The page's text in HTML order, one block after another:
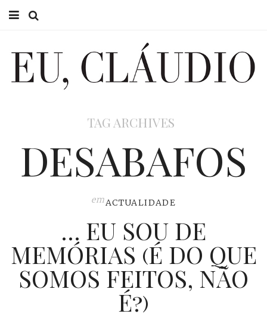
EU CLÁUDIO
EU, PAI
TAG ARCHIVES
DESABAFOS
emACTUALIDADE
… EU SOU DE
MEMÓRIAS (É DO QUE
SOMOS FEITOS, NÃO
É?)